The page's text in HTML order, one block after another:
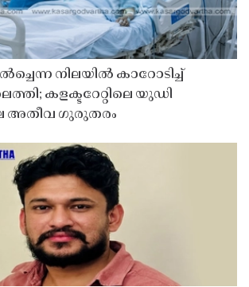
നിലയിൽ കാറോടിച്ച്
കളക്ടറേറ്റിലെ യുഡി
അതീവ ഗുരുതരം